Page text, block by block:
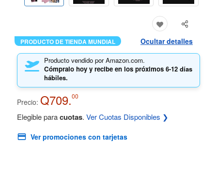
PRODUCTO DE TIENDA MUNDIAL Ocultar detalles
Producto vendido por Amazon.com.
Cómpralo hoy y recibe en los próximos 6-12 días
hábiles.
Precio: Q709.00
Elegible paracuotas. Ver Cuotas Disponibles ❯
Ver promociones con tarjetas